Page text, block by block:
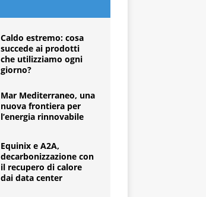
Caldo estremo: cosa
succede ai prodotti
che utilizziamo ogni
giorno?
Mar Mediterraneo, una
nuova frontiera per
l’energia rinnovabile
Equinix e A2A,
decarbonizzazione con
il recupero di calore
dai data center